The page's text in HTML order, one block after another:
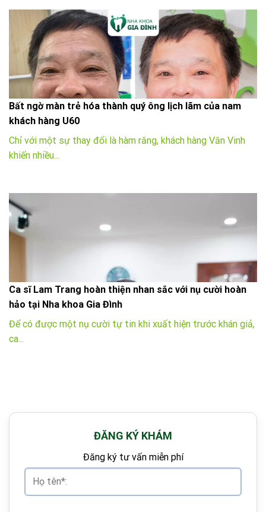
Bất ngờ màn trẻ hóa thành quý ông lịch lãm của nam
khách hàng U60
Chỉ với một sự thay đổi là hàm răng, khách hàng Văn Vinh
khiến nhiều...
Ca sĩ Lam Trang hoàn thiện nhan sắc với nụ cười hoàn
hảo tại Nha khoa Gia Đình
Để có được một nụ cười tự tin khi xuất hiện trước khán giả,
ca...
ĐĂNG KÝ KHÁM
Đăng ký tư vấn miễn phí